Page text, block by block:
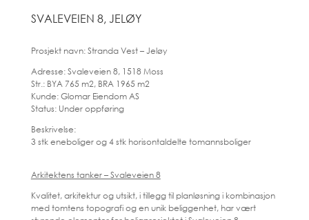
SVALEVEIEN 8, JELØY
Prosjekt navn: Stranda Vest – Jeløy
Adresse: Svaleveien 8, 1518 Moss
Str.: BYA 765 m2, BRA 1965 m2
Kunde: Glomar Eiendom AS
Status: Under oppføring
Beskrivelse:
3 stk eneboliger og 4 stk horisontaldelte tomannsboliger
Arkitektens tanker – Svaleveien 8
Kvalitet, arkitektur og utsikt, i tillegg til planløsning i kombinasjon
med tomtens topografi og en unik beliggenhet, har vært